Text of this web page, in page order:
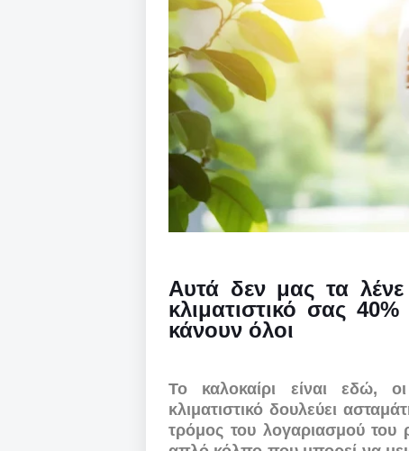
Αυτά δεν μας τα λένε
κλιματιστικό σας
κάνουν όλοι
Το καλοκαίρι είναι εδώ,
κλιματιστικό δουλεύει
τρόμος του λογαριασμού του